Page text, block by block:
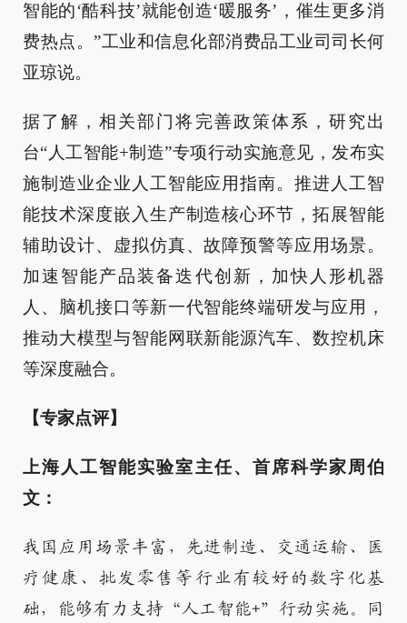
智能的‘酷科技’就能创造‘暖服务’，催生更多消
费热点。”工业和信息化部消费品工业司司长何
亚琼说。
据了解，相关部门将完善政策体系，研究出
台“人工智能+制造”专项行动实施意见，发布实
施制造业企业人工智能应用指南。推进人工智
能技术深度嵌入生产制造核心环节，拓展智能
辅助设计、虚拟仿真、故障预警等应用场景。
加速智能产品装备迭代创新，加快人形机器
人、脑机接口等新一代智能终端研发与应用，
推动大模型与智能网联新能源汽车、数控机床
等深度融合。
【专家点评】
上海人工智能实验室主任、首席科学家周伯
文：
我国应用场景丰富，先进制造、交通运输、医
疗健康、批发零售等行业有较好的数字化基
础，能够有力支持“人工智能+”行动实施。同